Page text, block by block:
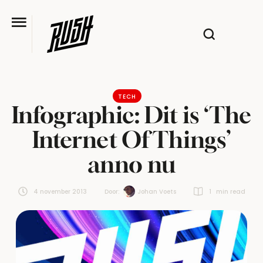
TECH
Infographic: Dit is ‘The
Internet Of Things’
anno nu
4 november 2013 Door: Johan Voets 1 min read